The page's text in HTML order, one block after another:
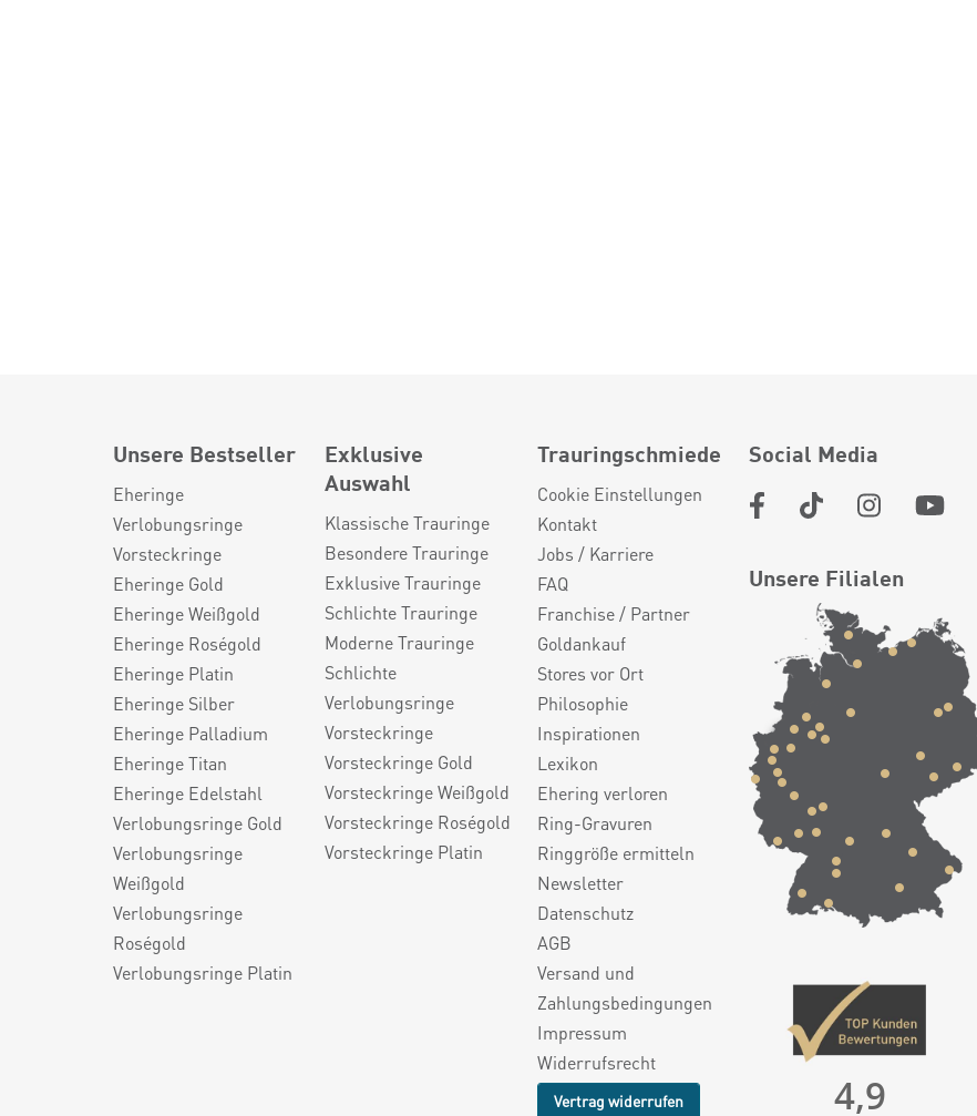
Unsere Bestseller
Eheringe
Verlobungsringe
Vorsteckringe
Eheringe Gold
Eheringe Weißgold
Eheringe Roségold
Eheringe Platin
Eheringe Silber
Eheringe Palladium
Eheringe Titan
Eheringe Edelstahl
Verlobungsringe Gold
Verlobungsringe
Weißgold
Verlobungsringe
Roségold
Verlobungsringe Platin
Exklusive
Auswahl
Klassische Trauringe
Besondere Trauringe
Exklusive Trauringe
Schlichte Trauringe
Moderne Trauringe
Schlichte
Verlobungsringe
Vorsteckringe
Vorsteckringe Gold
Vorsteckringe Weißgold
Vorsteckringe Roségold
Vorsteckringe Platin
Trauringschmiede
Cookie Einstellungen
Kontakt
Jobs / Karriere
FAQ
Franchise / Partner
Goldankauf
Stores vor Ort
Philosophie
Inspirationen
Lexikon
Ehering verloren
Ring-Gravuren
Ringgröße ermitteln
Newsletter
Datenschutz
AGB
Versand und
Zahlungsbedingungen
Impressum
Widerrufsrecht
Vertrag widerrufen
Social Media
Unsere Filialen
4,9